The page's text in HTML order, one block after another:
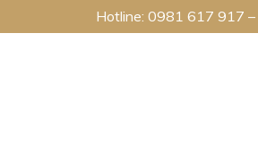
Hotline: 0981 617 917 –